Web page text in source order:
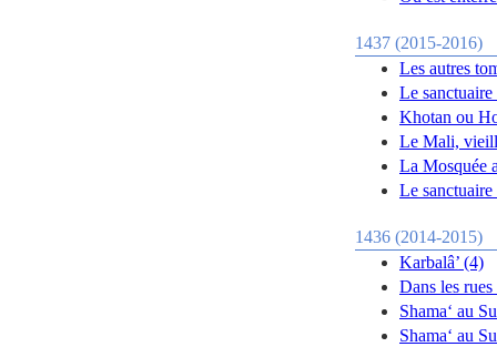
1437 (2015-2016)
Les autres
Le
Khotan ou
Le Mali,
La Mosquée
Le
1436 (2014-2015)
Karbalâ’ (4)
Dans les
Shama‘ au
Shama‘ au